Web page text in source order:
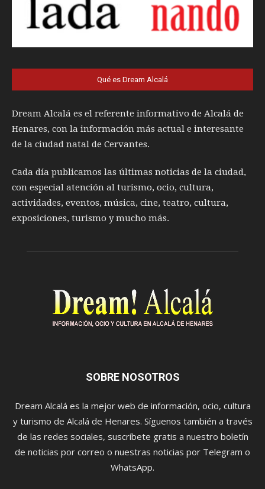
Qué es Dream Alcalá
Dream Alcalá es el referente informativo de Alcalá de
Henares, con la información más actual e interesante
de la ciudad natal de Cervantes.
Cada día publicamos las últimas noticias de la ciudad,
con especial atención al turismo, ocio, cultura,
actividades, eventos, música, cine, teatro, cultura,
exposiciones, turismo y mucho más.
SOBRE NOSOTROS
Dream Alcalá es la mejor web de información, ocio, cultura
y turismo de Alcalá de Henares. Síguenos también a través
de las redes sociales, suscríbete gratis a nuestro boletín
de noticias por correo o nuestras noticias por Telegram o
WhatsApp.